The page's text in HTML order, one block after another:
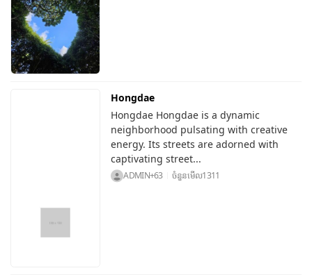
Hongdae
Hongdae Hongdae is a dynamic
neighborhood pulsating with creative
energy. Its streets are adorned with
captivating street...
ADMIN+63 ចំនួនមើល1311